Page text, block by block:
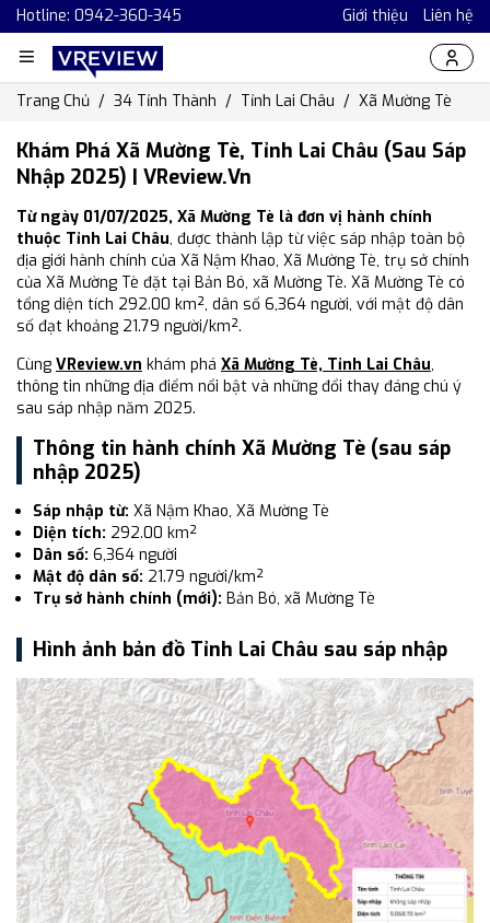
Hotline: 0942-360-345 Giới thiệu Liên hệ
Trang Chủ 34 Tỉnh Thành Tỉnh Lai Châu Xã Mường Tè
Khám Phá Xã Mường Tè, Tỉnh Lai Châu (Sau Sáp
Nhập 2025) | VReview.vn
Từ ngày 01/07/2025, Xã Mường Tè là đơn vị hành chính
thuộc Tỉnh Lai Châu, được thành lập từ việc sáp nhập toàn bộ
địa giới hành chính của Xã Nậm Khao, Xã Mường Tè, trụ sở chính
của Xã Mường Tè đặt tại Bản Bó, xã Mường Tè. Xã Mường Tè có
tổng diện tích 292.00 km², dân số 6,364 người, với mật độ dân
số đạt khoảng 21.79 người/km².
Cùng VReview.vn khám phá Xã Mường Tè, Tỉnh Lai Châu,
thông tin những địa điểm nổi bật và những đổi thay đáng chú ý
sau sáp nhập năm 2025.
Thông tin hành chính Xã Mường Tè (sau sáp
nhập 2025)
Sáp nhập từ: Xã Nậm Khao, Xã Mường Tè
Diện tích: 292.00 km²
Dân số: 6,364 người
Mật độ dân số: 21.79 người/km²
Trụ sở hành chính (mới): Bản Bó, xã Mường Tè
Hình ảnh bản đồ Tỉnh Lai Châu sau sáp nhập